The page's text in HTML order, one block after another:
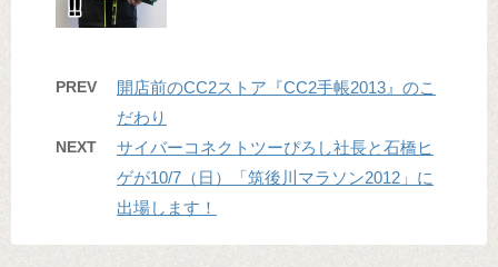
PREV
開店前のCC2ストア『CC2手帳2013』のこ
だわり
NEXT
サイバーコネクトツーぴろし社長と石橋ヒ
ゲが10/7（日）「筑後川マラソン2012」に
出場します！